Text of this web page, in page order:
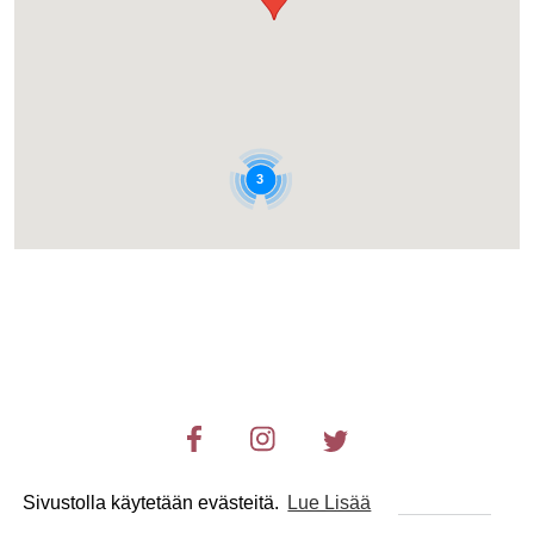
Sivustolla käytetään evästeitä. Lue Lisää
3